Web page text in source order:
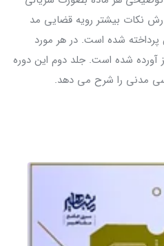
نکات بیشتر رویه قضایی مد
شده است. در هر مورد
آورده شده است. جلد دوم این دوره